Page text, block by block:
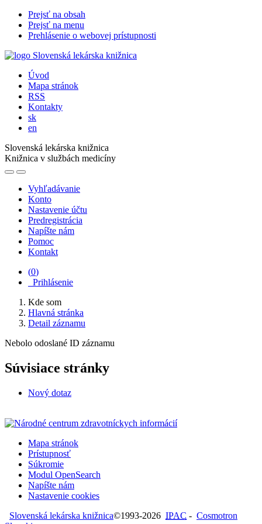
Prejsť na obsah
Prejsť na menu
Prehlásenie o webovej prístupnosti
Úvod
Mapa stránok
RSS
Kontakty
sk
en
Slovenská lekárska knižnica
Knižnica v službách medicíny
Vyhľadávanie
Konto
Nastavenie účtu
Predregistrácia
Napíšte nám
Pomoc
Kontakt
(0)
Prihlásenie
Kde som
Hlavná stránka
Detail záznamu
Nebolo odoslané ID záznamu
Súvisiace stránky
Nový dotaz
Mapa stránok
Prístupnosť
Súkromie
Modul OpenSearch
Napíšte nám
Nastavenie cookies
Slovenská lekárska knižnica©1993-2026 IPAC - Cosmotron